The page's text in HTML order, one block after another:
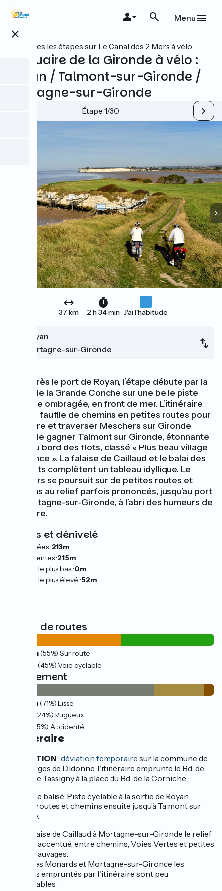
Aller
principal
close
Menu
Toutes les étapes sur Le Canal des 2 Mers à vélo
L'estuaire de la Gironde à vélo :
Royan / Talmont-sur-Gironde /
Mortagne-sur-Gironde
Étape 1/30
37 km 2 h 34 min J'ai l'habitude
Royan
Mortagne-sur-Gironde
Peu après le port de Royan, l’étape débute par la
plage de la Grande Conche sur une belle piste
cyclable ombragée, en front de mer. L’itinéraire
vélo se faufile de chemins en petites routes pour
rejoindre et traverser Meschers sur Gironde
avant de gagner Talmont sur Gironde, étonnante
vigie au bord des flots, classé « Plus beau village
de France ». La falaise de Caillaud et le balai des
carrelets complètent un tableau idyllique. Le
parcours se poursuit sur de petites routes et
chemins au relief parfois prononcés, jusqu’au port
de Mortagne-sur-Gironde, à l’abri des humeurs de
l'estuaire.
Pentes et dénivelé
Montées :213m
Descentes :215m
Point le plus bas :0m
Point le plus élevé :52m
Types de routes
20km(55%) Sur route
(45%) Voie cyclable
Revêtement
26km(71%) Lisse
(24%) Rugueux
(5%) Accidenté
L’itinéraire
ATTENTION : déviation temporaire sur la commune de
St-Georges de Didonne, l'itinéraire emprunte le Bd. de
Lattre de Tassigny à la place du Bd. de la Corniche.
Itinéraire balisé. Piste cyclable à la sortie de Royan.
Petites routes et chemins ensuite jusqu’à Talmont sur
Gironde.
De la falaise de Caillaud à Mortagne-sur-Gironde le relief
est plus accentué, entre chemins, Voies Vertes et petites
routes sauvages.
Entre Les Monards et Mortagne-sur-Gironde les
chemins empruntés par l'itinéraire sont peu
carrossables.